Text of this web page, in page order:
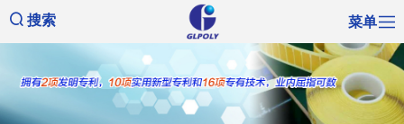
搜索 菜单